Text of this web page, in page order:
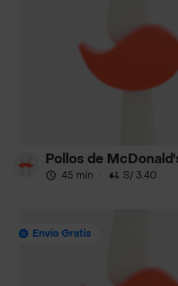
Pollos de
45 min · S/ 3.40
Envío Gratis